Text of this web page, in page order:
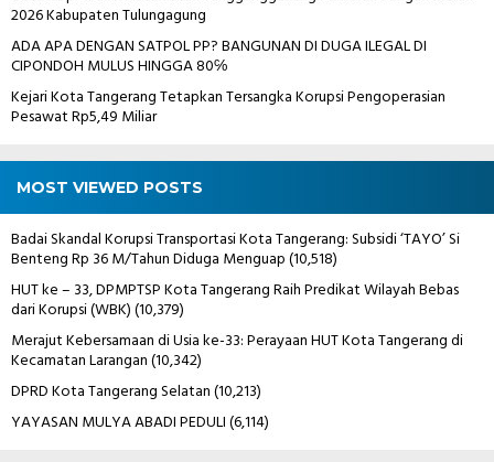
2026 Kabupaten Tulungagung
ADA APA DENGAN SATPOL PP? BANGUNAN DI DUGA ILEGAL DI
CIPONDOH MULUS HINGGA 80℅
Kejari Kota Tangerang Tetapkan Tersangka Korupsi Pengoperasian
Pesawat Rp5,49 Miliar
MOST VIEWED POSTS
Badai Skandal Korupsi Transportasi Kota Tangerang: Subsidi ‘TAYO’ Si
Benteng Rp 36 M/Tahun Diduga Menguap(10,518)
HUT ke – 33, DPMPTSP Kota Tangerang Raih Predikat Wilayah Bebas
dari Korupsi (WBK)(10,379)
Merajut Kebersamaan di Usia ke-33: Perayaan HUT Kota Tangerang di
Kecamatan Larangan(10,342)
DPRD Kota Tangerang Selatan(10,213)
YAYASAN MULYA ABADI PEDULI(6,114)